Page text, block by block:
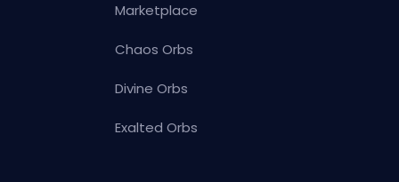
Marketplace
Chaos Orbs
Divine Orbs
Exalted Orbs